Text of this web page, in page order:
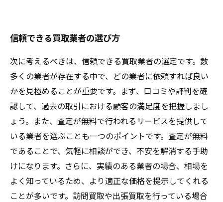
信頼できる買取業者の選び方
次に考えるべきは、信頼できる買取業者の選定です。数
多くの業者が存在する中で、どの業者に依頼すれば良い
かを見極めることが重要です。まず、口コミや評判を確
認して、過去の取引における顧客の満足度を把握しまし
ょう。また、査定が無料で行われるサービスを提供して
いる業者を選ぶことも一つのポイントです。査定が無料
であることで、気軽に相談ができ、不安を解消する手助
けになります。さらに、実績のある業者の場合、相場を
よく知っているため、より適正な価格を提示してくれる
ことが多いです。訪問買取や出張買取を行っている場合